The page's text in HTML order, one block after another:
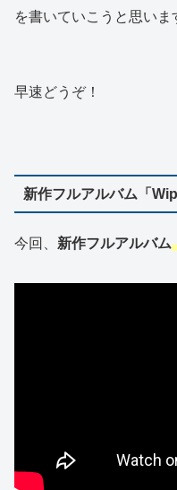
を書いていこうと思いま
早速どうぞ！
新作フルアルバム「
今回、 新作フルアルバム